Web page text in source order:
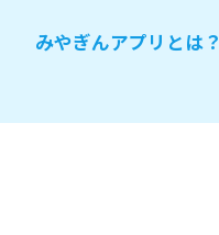
みやぎんアプリとは？